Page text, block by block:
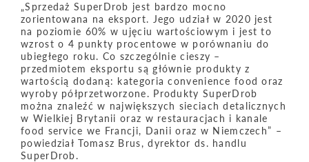
„Sprzedaż SuperDrob jest bardzo mocno
zorientowana na eksport. Jego udział w 2020 jest
na poziomie 60% w ujęciu wartościowym i jest to
wzrost o 4 punkty procentowe w porównaniu do
ubiegłego roku. Co szczególnie cieszy –
przedmiotem eksportu są głównie produkty z
wartością dodaną: kategoria convenience food oraz
wyroby półprzetworzone. Produkty SuperDrob
można znaleźć w największych sieciach detalicznych
w Wielkiej Brytanii oraz w restauracjach i kanale
food service we Francji, Danii oraz w Niemczech” –
powiedział Tomasz Brus, dyrektor ds. handlu
SuperDrob.